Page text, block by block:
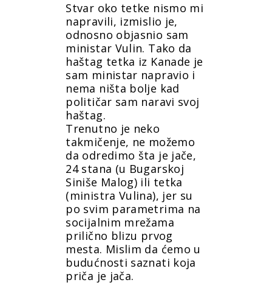
Stvar oko tetke nismo mi
napravili, izmislio je,
odnosno objasnio sam
ministar Vulin. Tako da
haštag tetka iz Kanade je
sam ministar napravio i
nema ništa bolje kad
političar sam naravi svoj
haštag.
Trenutno je neko
takmičenje, ne možemo
da odredimo šta je jače,
24 stana (u Bugarskoj
Siniše Malog) ili tetka
(ministra Vulina), jer su
po svim parametrima na
socijalnim mrežama
prilično blizu prvog
mesta. Mislim da ćemo u
budućnosti saznati koja
priča je jača.